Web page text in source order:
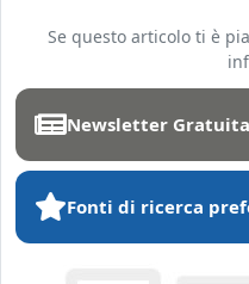
Se questo articolo ti è
Newsletter Gratuita
Fonti di ricerca